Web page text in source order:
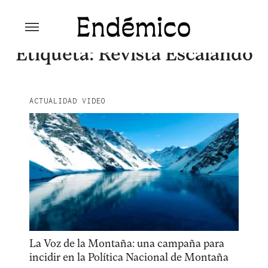
content
ambiental
Etiqueta: Revista Escalando
ACTUALIDAD VIDEO
La Voz de la Montaña: una campaña para
incidir en la Política Nacional de Montaña
Explora la cultura creativa en torno al movimiento
socioambiental con Endémico.
facebook instagram
pinterest